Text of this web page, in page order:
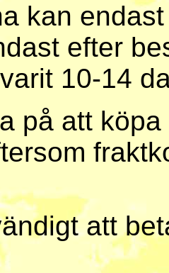
kan
efter
10-14
på att
att